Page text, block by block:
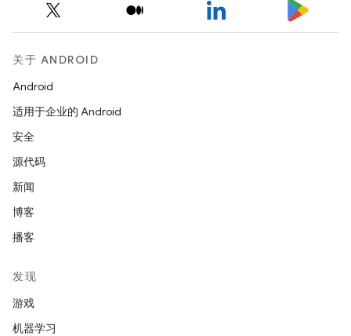
关于 ANDROID
Android
适用于企业的 Android
安全
源代码
新闻
博客
播客
发现
游戏
机器学习